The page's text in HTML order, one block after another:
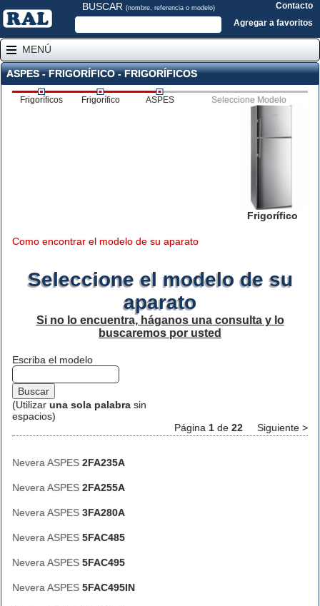
BUSCAR (nombre, referencia o modelo)
Contacto
Agregar a favoritos
MENÚ
ASPES - FRIGORÍFICO - FRIGORÍFICOS
Frigoríficos Frigorífico ASPES Seleccione Modelo
Frigorífico
Como encontrar el modelo de su aparato
Seleccione el modelo de su
aparato
Si no lo encuentra, háganos una consulta y lo
buscaremos por usted
Escriba el modelo
(Utilizar una sola palabra sin
espacios)
Página 1 de 22 Siguiente >
Nevera ASPES 2FA235A
Nevera ASPES 2FA255A
Nevera ASPES 3FA280A
Nevera ASPES 5FAC485
Nevera ASPES 5FAC495
Nevera ASPES 5FAC495IN